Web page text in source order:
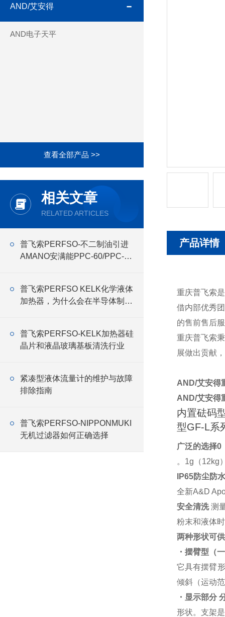
AND/艾安得
AND电子天平
查看全部产品 >>
相关文章
RELATED ARTICLES
普飞索PERFSO-不二制油引进
AMANO安满能PPC-60/PPC-75
普飞索PERFSO KELK化学液体
加热器，为什么会在半导体制造
普飞索PERFSO-KELK加热器硅
晶片和液晶玻璃基板清洗行业
紧凑型液体流量计的维护与故障
排除指南
普飞索PERFSO-NIPPONMUKI
无机过滤器如何正确选择
产品详情
重庆普飞索
借内部优秀
的售前售后
重庆普飞索
展做出贡献
AND/艾安得
AND/艾安得
内置砝码
型GF-L系
广泛的选择0
。1g（12kg
IP65防尘防
全新A&D
安全清洗测
粉末和液体
两种形状可
・摆臂型（
它具有摆臂
倾斜（运动
・显示部分
形状。支架